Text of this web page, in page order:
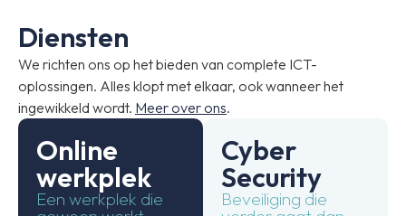
Diensten
We richten ons op het bieden van complete ICT-
oplossingen. Alles klopt met elkaar, ook wanneer het
ingewikkeld wordt. Meer over ons.
Online
werkplek
Een werkplek die
Cyber
Security
Beveiliging die